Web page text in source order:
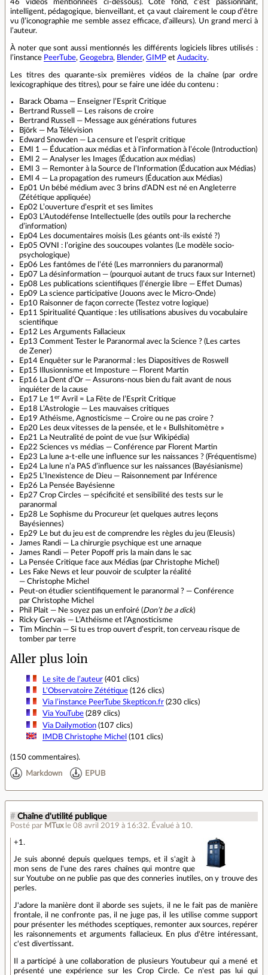
46 vidéos mentionnées ci‐dessous). Côté fond, c’est passionnant,
intelligent, pédagogique, bienveillant, et ça vaut clairement le coup d’être
vu (l’iconographie me semble assez efficace, d’ailleurs). Un grand merci à
l’auteur.
À noter que sont aussi mentionnés les différents logiciels libres utilisés :
l’instance PeerTube, Geogebra, Blender, GIMP et Audacity.
Les titres des quarante‐six premières vidéos de la chaîne (par ordre
lexicographique des titres), pour se faire une idée du contenu :
Barack Obama — Enseigner l’Esprit Critique
Bertrand Russell — Les raisons de croire
Bertrand Russell — Message aux générations futures
Björk — Ma Télévision
Edward Snowden — La censure et l’esprit critique
EMI 1 — Éducation aux médias et à l’information à l’école (Introduction)
EMI 2 — Analyser les Images (Éducation aux médias)
EMI 3 — Remonter à la Source de l’Information (Éducation aux Médias)
EMI 4 — La propagation des rumeurs (Éducation aux Médias)
Ep01 Un bébé médium avec 3 brins d’ADN est né en Angleterre
(Zététique appliquée)
Ep02 L’ouverture d’esprit et ses limites
Ep03 L’Autodéfense Intellectuelle (des outils pour la recherche
d’information)
Ep04 Les documentaires moisis (Les géants ont‐ils existé ?)
Ep05 OVNI : l’origine des soucoupes volantes (Le modèle socio‐
psychologique)
Ep06 Les fantômes de l’été (Les marronniers du paranormal)
Ep07 La désinformation — (pourquoi autant de trucs faux sur Internet)
Ep08 Les publications scientifiques (l’énergie libre — Effet Dumas)
Ep09 La science participative (Jouons avec le Micro‐Onde)
Ep10 Raisonner de façon correcte (Testez votre logique)
Ep11 Spiritualité Quantique : les utilisations abusives du vocabulaire
scientifique
Ep12 Les Arguments Fallacieux
Ep13 Comment Tester le Paranormal avec la Science ? (Les cartes
de Zener)
Ep14 Enquêter sur le Paranormal : les Diapositives de Roswell
Ep15 Illusionnisme et Imposture — Florent Martin
Ep16 La Dent d’Or — Assurons‐nous bien du fait avant de nous
inquiéter de la cause
Ep17 Le 1er Avril = La Fête de l’Esprit Critique
Ep18 L’Astrologie — Les mauvaises critiques
Ep19 Athéisme, Agnosticisme — Croire ou ne pas croire ?
Ep20 Les deux vitesses de la pensée, et le « Bullshitomètre »
Ep21 La Neutralité de point de vue (sur Wikipédia)
Ep22 Sciences vs médias — Conférence par Florent Martin
Ep23 La lune a‐t‐elle une influence sur les naissances ? (Fréquentisme)
Ep24 La lune n’a PAS d’influence sur les naissances (Bayésianisme)
Ep25 L’Inexistence de Dieu — Raisonnement par Inférence
Ep26 La Pensée Bayésienne
Ep27 Crop Circles — spécificité et sensibilité des tests sur le
paranormal
Ep28 Le Sophisme du Procureur (et quelques autres leçons
Bayésiennes)
Ep29 Le but du jeu est de comprendre les règles du jeu (Eleusis)
James Randi — La chirurgie psychique est une arnaque
James Randi — Peter Popoff pris la main dans le sac
La Pensée Critique face aux Médias (par Christophe Michel)
Les Fake News et leur pouvoir de sculpter la réalité
— Christophe Michel
Peut‐on étudier scientifiquement le paranormal ? — Conférence
par Christophe Michel
Phil Plait — Ne soyez pas un enfoiré (Don’t be a dick)
Ricky Gervais — L’Athéisme et l’Agnosticisme
Tim Minchin — Si tu es trop ouvert d’esprit, ton cerveau risque de
tomber par terre
Aller plus loin
Le site de l’auteur(401 clics)
L’Observatoire Zététique(126 clics)
Via l’instance PeerTube Skepticon.fr(230 clics)
Via YouTube(289 clics)
Via Dailymotion(107 clics)
IMDB Christophe Michel (101 clics)
(150 commentaires).
Markdown EPUB
# Chaîne d'utilité publique
Posté par MTux le 08 avril 2019 à 16:32. Évalué à 10.
+1.
Je suis abonné depuis quelques temps, et il s'agit à
mon sens de l'une des rares chaînes qui montre que
sur Youtube on ne publie pas que des conneries inutiles, on y trouve des
perles.
J'adore la manière dont il aborde ses sujets, il ne le fait pas de manière
frontale, il ne confronte pas, il ne juge pas, il les utilise comme support
pour présenter les méthodes sceptiques, remonter aux sources, repérer
les raisonnements et arguments fallacieux. En plus d'être intéressant,
c'est divertissant.
Il a participé à une collaboration de plusieurs Youtubeur qui a mené et
présenté une expérience sur les Crop Circle. Ce n'est pas lui qui